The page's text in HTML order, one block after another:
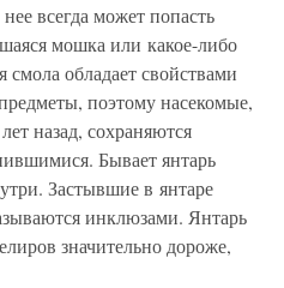
всегда может попасть
мошка или какое-либо
смола обладает свойствами
поэтому насекомые,
назад, сохраняются
Бывает янтарь
Застывшие в янтаре
инклюзами. Янтарь
значительно дороже,